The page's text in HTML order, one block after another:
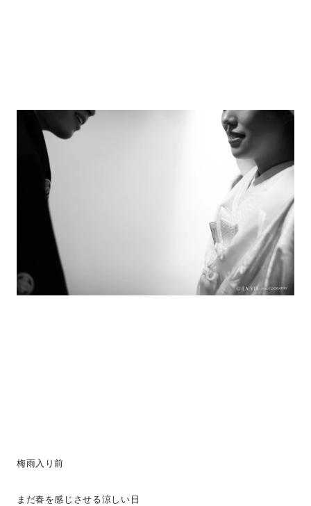
梅雨入り前
まだ春を感じさせる涼しい日